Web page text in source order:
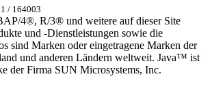
1 / 164003
4®, R/3® und weitere auf dieser Site
und -Dienstleistungen sowie die
sind Marken oder eingetragene Marken der
und anderen Ländern weltweit. Java™ ist
der Firma SUN Microsystems, Inc.